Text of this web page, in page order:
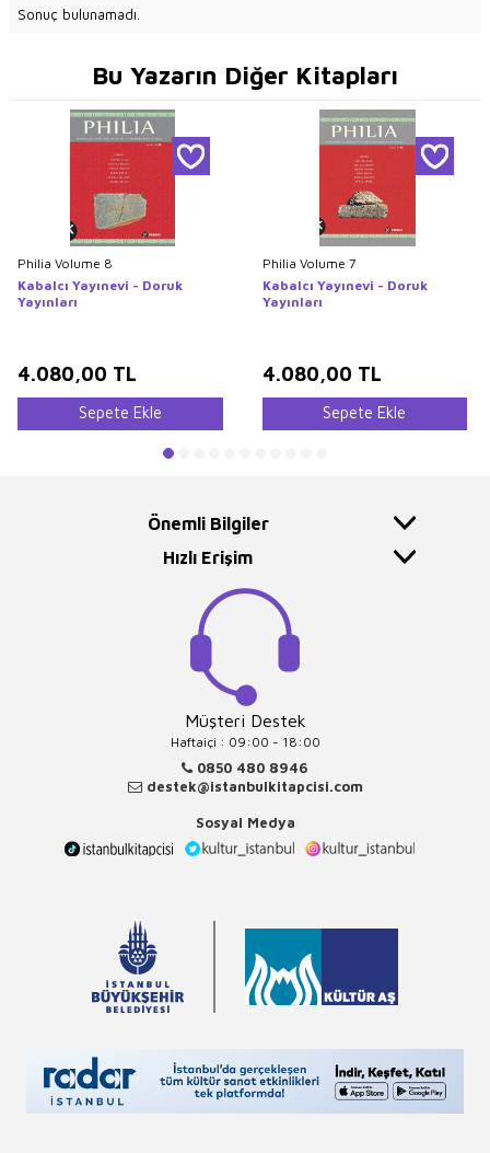
Sonuç bulunamadı.
Bu Yazarın Diğer Kitapları
Philia Volume 8
Kabalcı Yayınevi - Doruk
Yayınları
4.080,00 TL
Sepete Ekle
Philia Volume 7
Kabalcı Yayınevi - Doruk
Yayınları
4.080,00 TL
Sepete Ekle
Önemli Bilgiler
Hızlı Erişim
Müşteri Destek
Haftaiçi : 09:00 - 18:00
0850 480 8946
destek@istanbulkitapcisi.com
Sosyal Medya